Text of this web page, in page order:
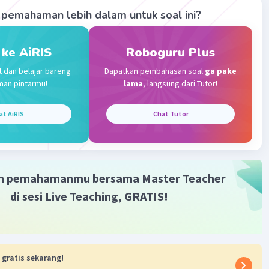
Level 100
2024 07:16
banyak pembeli yang mengantre di stan siomai
pembeli yang mengantre di stan dimsum.
siomai terhadap dimsum:
= 3:5
pembeli mengantre membeli kerak telor dan sosis bakar.
rasio banyak pembeli yang mengantre di kerak telor
lebih dalam untuk soal ini?
AiRIS
dan belajar bareng
pintarmu!
AiRIS
Roboguru Plus
Dapatkan pembahasan soal ga pake
lama, langsung dari Tutor!
Chat Tutor
pemahamanmu bersama Master Teacher
di sesi Live Teaching, GRATIS!
gratis sekarang!